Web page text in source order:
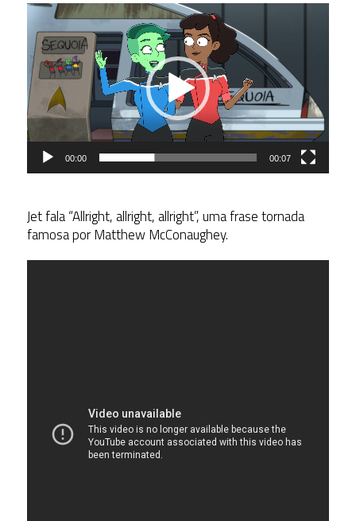
Tocador
de
vídeo
00:00 00:07
Jet fala “Allright, allright, allright”, uma frase tornada
famosa por Matthew McConaughey.